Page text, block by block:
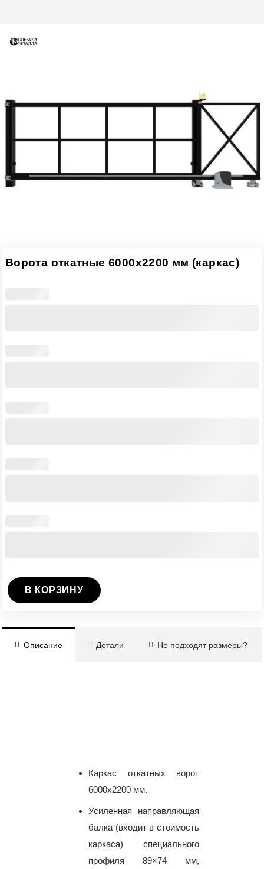
Ворота откатные 6000х2200 мм (каркас)
Количество
откатные
6000х2200
В КОРЗИНУ
Описание Детали Не подходят размеры?
Каркас откатных ворот
6000х2200 мм.
Усиленная направляющая
балка (входит в стоимость
каркаса) специального
профиля 89×74 мм,